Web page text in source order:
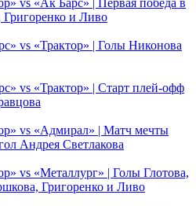
и Ливо
vs «Трактор» | Голы Никонова
vs «Трактор» | Старт плей-офф
vs «Адмирал» | Матч мечты
Андрея Светлакова
vs «Металлург» | Голы Глотова,
Григоренко и Ливо